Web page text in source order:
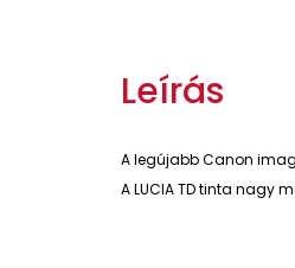
Leírás
A legújabb Canon
A LUCIA TD tinta nagy